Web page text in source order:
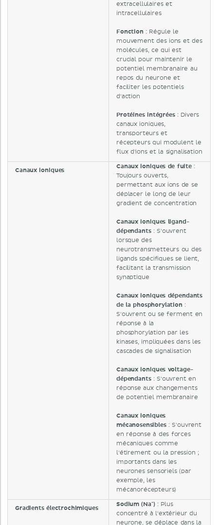
extracellulaires et
intracellulaires
Fonction: Régule le
mouvement des ions et des
molécules, ce qui est
crucial pour maintenir le
potentiel membranaire au
repos du neurone et
faciliter les potentiels
d'action
Protéines intégrées: Divers
canaux ioniques,
transporteurs et
récepteurs qui modulent le
flux d'ions et la signalisation
Canaux ioniques
Canaux ioniques de fuite:
Toujours ouverts,
permettant aux ions de se
déplacer le long de leur
gradient de concentration
Canaux ioniques ligand-
dépendants: S'ouvrent
lorsque des
neurotransmetteurs ou des
ligands spécifiques se lient,
facilitant la transmission
synaptique
Canaux ioniques dépendants
de la phosphorylation:
S'ouvrent ou se ferment en
réponse à la
phosphorylation par les
kinases, impliquées dans les
cascades de signalisation
Canaux ioniques voltage-
dépendants: S'ouvrent en
réponse aux changements
de potentiel membranaire
Canaux ioniques
mécanosensibles: S'ouvrent
en réponse à des forces
mécaniques comme
l'étirement ou la pression ;
importants dans les
neurones sensoriels (par
exemple, les
mécanorécepteurs)
Gradients électrochimiques
Sodium (Na⁺): Plus
concentré à l'extérieur du
neurone, se déplace dans la